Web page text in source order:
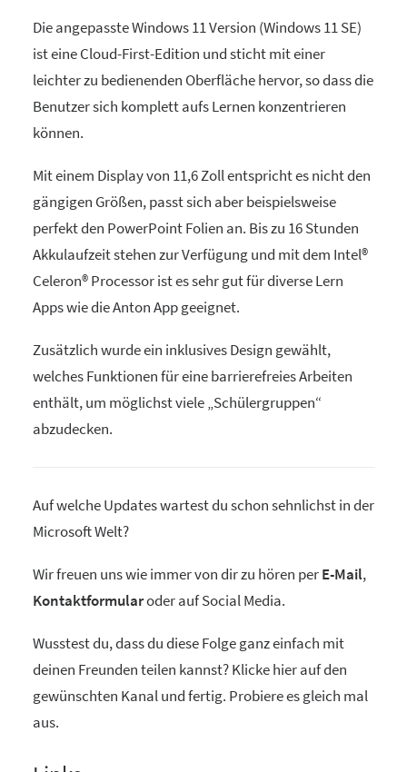
Die angepasste Windows 11 Version (Windows 11 SE)
ist eine Cloud-First-Edition und sticht mit einer
leichter zu bedienenden Oberfläche hervor, so dass die
Benutzer sich komplett aufs Lernen konzentrieren
können.
Mit einem Display von 11,6 Zoll entspricht es nicht den
gängigen Größen, passt sich aber beispielsweise
perfekt den PowerPoint Folien an. Bis zu 16 Stunden
Akkulaufzeit stehen zur Verfügung und mit dem Intel®
Celeron® Processor ist es sehr gut für diverse Lern
Apps wie die Anton App geeignet.
Zusätzlich wurde ein inklusives Design gewählt,
welches Funktionen für eine barrierefreies Arbeiten
enthält, um möglichst viele „Schülergruppen“
abzudecken.
Auf welche Updates wartest du schon sehnlichst in der
Microsoft Welt?
Wir freuen uns wie immer von dir zu hören perE-Mail,
Kontaktformularoder auf Social Media.
Wusstest du, dass du diese Folge ganz einfach mit
deinen Freunden teilen kannst? Klicke hier auf den
gewünschten Kanal und fertig. Probiere es gleich mal
aus.